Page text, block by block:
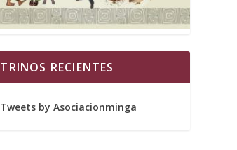
TRINOS RECIENTES
Tweets by Asociacionminga